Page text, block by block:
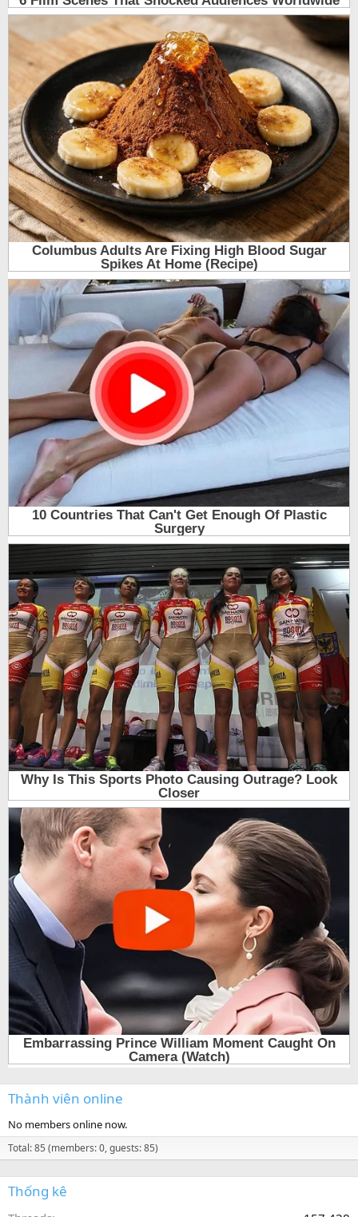
Thành viên online
No members online now.
Total: 85 (members: 0, guests: 85)
Thống kê